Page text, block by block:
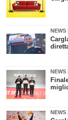
NEWS
NEWS
NEWS